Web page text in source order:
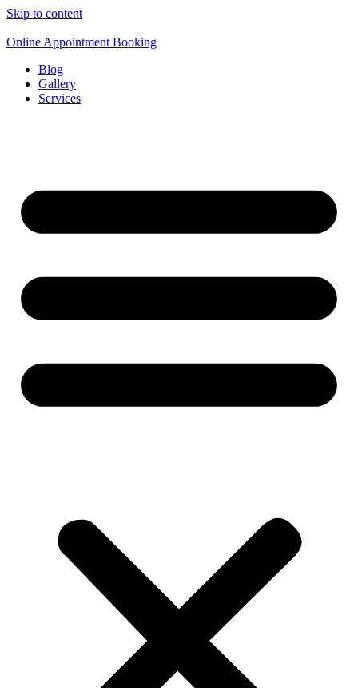
Skip to content
Online Appointment Booking
Blog
Gallery
Services